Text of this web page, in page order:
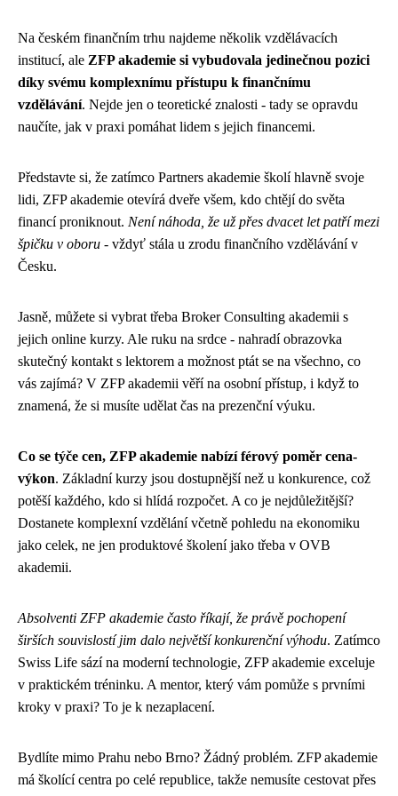
Na českém finančním trhu najdeme několik vzdělávacích
institucí, ale ZFP akademie si vybudovala jedinečnou pozici
díky svému komplexnímu přístupu k finančnímu
vzdělávání. Nejde jen o teoretické znalosti - tady se opravdu
naučíte, jak v praxi pomáhat lidem s jejich financemi.
Představte si, že zatímco Partners akademie školí hlavně svoje
lidi, ZFP akademie otevírá dveře všem, kdo chtějí do světa
financí proniknout. Není náhoda, že už přes dvacet let patří mezi
špičku v oboru - vždyť stála u zrodu finančního vzdělávání v
Česku.
Jasně, můžete si vybrat třeba Broker Consulting akademii s
jejich online kurzy. Ale ruku na srdce - nahradí obrazovka
skutečný kontakt s lektorem a možnost ptát se na všechno, co
vás zajímá? V ZFP akademii věří na osobní přístup, i když to
znamená, že si musíte udělat čas na prezenční výuku.
Co se týče cen, ZFP akademie nabízí férový poměr cena-
výkon. Základní kurzy jsou dostupnější než u konkurence, což
potěší každého, kdo si hlídá rozpočet. A co je nejdůležitější?
Dostanete komplexní vzdělání včetně pohledu na ekonomiku
jako celek, ne jen produktové školení jako třeba v OVB
akademii.
Absolventi ZFP akademie často říkají, že právě pochopení
širších souvislostí jim dalo největší konkurenční výhodu. Zatímco
Swiss Life sází na moderní technologie, ZFP akademie exceluje
v praktickém tréninku. A mentor, který vám pomůže s prvními
kroky v praxi? To je k nezaplacení.
Bydlíte mimo Prahu nebo Brno? Žádný problém. ZFP akademie
má školící centra po celé republice, takže nemusíte cestovat přes